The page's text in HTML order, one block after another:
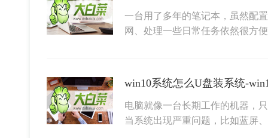
一台用了多年的笔记本，虽然配
网、处理一些日常任务依然很方
win10系统怎么U盘装系统-
电脑就像一台长期工作的机器，
当系统出现严重问题，比如蓝屏